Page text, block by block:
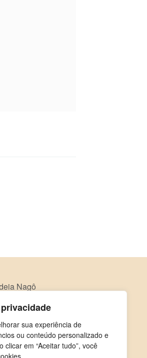
sua experiência de
ou conteúdo personalizado e
clicar em “Aceitar tudo”, você